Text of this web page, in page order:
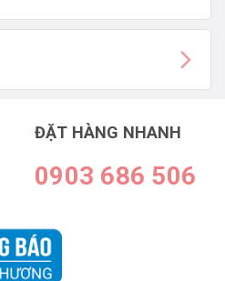
ĐẶT HÀNG NHANH
0903 686 506